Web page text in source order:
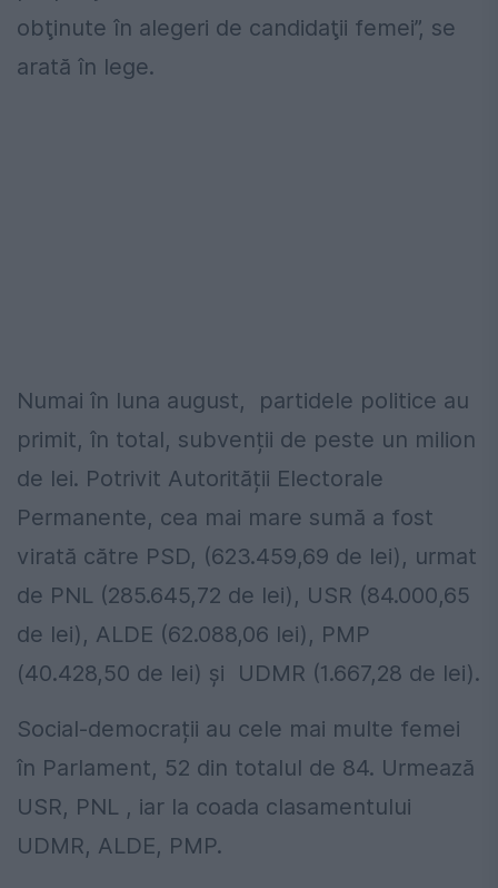
obţinute în alegeri de candidaţii femei”, se
arată în lege.
Numai în luna august, partidele politice au
primit, în total, subvenții de peste un milion
de lei. Potrivit Autorității Electorale
Permanente, cea mai mare sumă a fost
virată către PSD, (623.459,69 de lei), urmat
de PNL (285.645,72 de lei), USR (84.000,65
de lei), ALDE (62.088,06 lei), PMP
(40.428,50 de lei) și UDMR (1.667,28 de lei).
Social-democrații au cele mai multe femei
în Parlament, 52 din totalul de 84. Urmează
USR, PNL , iar la coada clasamentului
UDMR, ALDE, PMP.